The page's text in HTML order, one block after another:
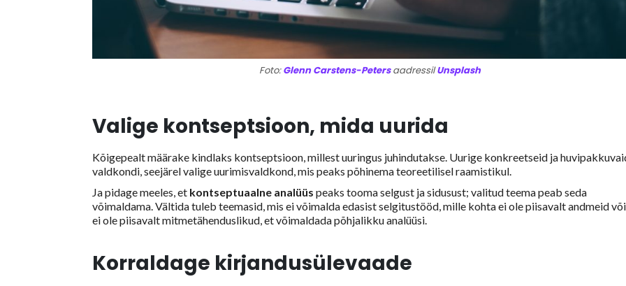
Foto:Glenn Carstens-PetersaadressilUnsplash
Valige kontseptsioon, mida uurida
Kõigepealt määrake kindlaks kontseptsioon, millest uuringus juhindutakse. Uurige konkreetseid ja
valdkondi, seejärel valige uurimisvaldkond, mis peaks põhinema teoreetilisel raamistikul.
Ja pidage meeles, et kontseptuaalne analüüs peaks tooma selgust ja sidusust; valitud teema peab seda
võimaldama. Vältida tuleb teemasid, mis ei võimalda edasist selgitustööd, mille kohta ei ole piisavalt andmeid
ei ole piisavalt mitmetähenduslikud, et võimaldada põhjalikku analüüsi.
Korraldage kirjandusülevaade